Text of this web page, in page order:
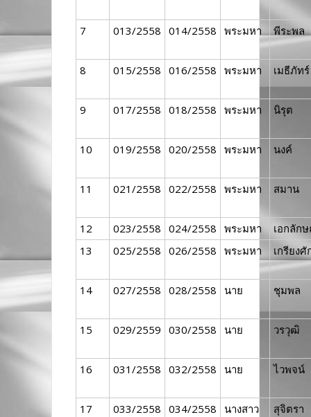
7 013/2558 014/2558 พระมหา พีระพล
8 015/2558 016/2558 พระมหา เมธีภัทร์
9 017/2558 018/2558 พระมหา นิรุต
10 019/2558 020/2558 พระมหา นงค์
11 021/2558 022/2558 พระมหา สมาน
12 023/2558 024/2558 พระมหา
เอกลัก
13
025/2558 026/2558 พระมหา เกรียงศั
14 027/2558 028/2558 นาย ชุมพล
15 029/2559 030/2558 นาย วรวุฒิ
16 031/2558 032/2558 นาย ไวพจน์
17 033/2558 034/2558 นางสาว สุจิตรา